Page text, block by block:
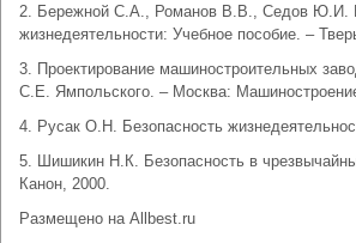
2. Бережной С.А., Романов В.В., Седов Ю.И.
жизнедеятельности: Учебное пособие. –
3. Проектирование машиностроительных
С.Е. Ямпольского. – Москва:
4. Русак О.Н. Безопасность
5. Шишикин Н.К. Безопасность в
Канон, 2000.
Размещено на Allbest.ru